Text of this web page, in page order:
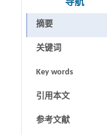
导航
摘要
关键词
Key words
引用本文
参考文献